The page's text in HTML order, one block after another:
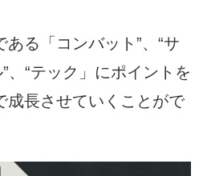
る「コンバット”、“サ
、“テック」にポイントを
成長させていくことがで